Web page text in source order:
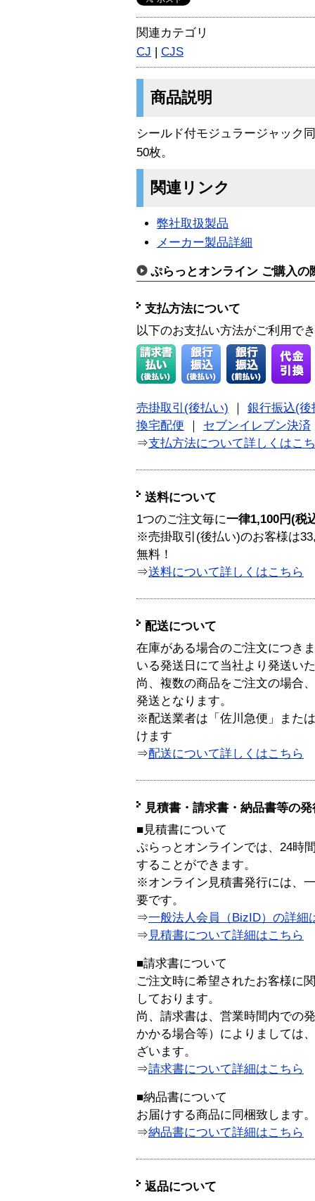
関連カテゴリ
CJ | CJS
商品説明
シールド付モジュラージャック
50枚。
関連リンク
弊社取扱製品
メーカー製品詳細
ぷらっとオンライン ご購入の
支払方法について
以下のお支払い方法がご利用で
売掛取引(後払い)
銀行振込(後
換宅配便
セブンイレブン決済
⇒支払方法について詳しくはこ
送料について
1つのご注文毎に一律1,100円(税
※売掛取引(後払い)のお客様は
無料！
⇒送料について詳しくはこちら
配送について
在庫がある場合のご注文につき
いる発送日にて当社より発送い
尚、複数の商品をご注文の場合
発送となります。
※配送業者は「佐川急便」また
けます
⇒配送について詳しくはこちら
見積書・請求書・納品書等の
■見積書について
ぷらっとオンラインでは、24時
することができます。
※オンライン見積書発行には、
要です。
⇒一般法人会員（BizID）の詳細
⇒ 見積書について詳細はこちら
■請求書について
ご注文時に希望されたお客様に
しております。
尚、請求書は、営業時間内での
かかる場合等）によりましては
ざいます。
⇒請求書について詳細はこちら
■納品書について
お届けする商品に同梱致します。
⇒納品書について詳細はこちら
返品について